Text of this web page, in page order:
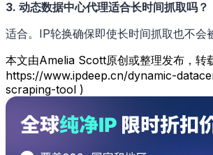
3. 动态数据中心代理适合长时间抓取吗？
适合。IP轮换确保即使长时间抓取也不会
本文由Amelia Scott原创或整理发布，转
https://www.ipdeep.cn/dynamic-
scraping-tool )